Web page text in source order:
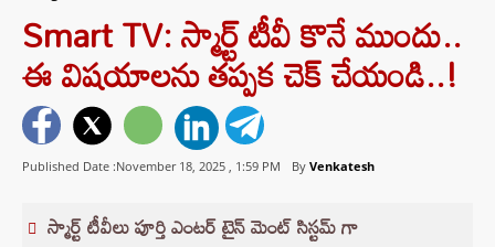
Smart TV: స్మార్ట్ టీవీ కొనే ముందు..
ఈ విషయాలను తప్పక చెక్ చేయండి..!
Published Date :November 18, 2025 , 1:59 PM By Venkatesh
స్మార్ట్ టీవీలు పూర్తి ఎంటర్ టైన్ మెంట్ సిస్టమ్ గా